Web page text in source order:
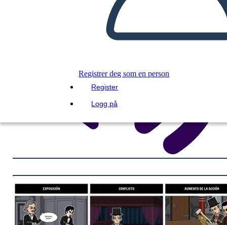
Registrer deg som en person
Register
Logg på